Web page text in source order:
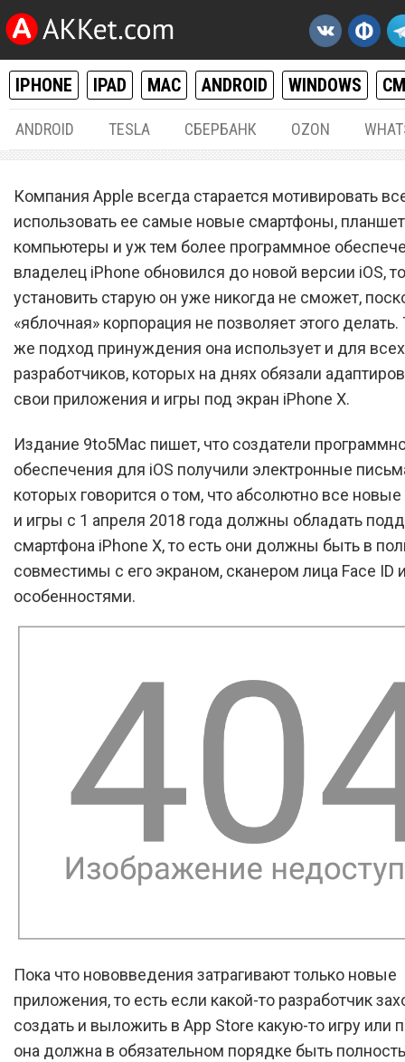
IPHONE IPAD MAC ANDROID WINDOWS
ANDROID TESLA СБЕРБАНК OZON
Apple сильно усложнила
всем разработчикам
приложения для iPhone
Компания Apple всегда старается мотивировать
использовать ее самые новые смартфоны,
компьютеры и уж тем более программное
владелец iPhone обновился до новой версии iOS, то
установить старую он уже никогда не сможет,
«яблочная» корпорация не позволяет этого делать.
же подход принуждения она использует и для всех
разработчиков, которых на днях обязали
свои приложения и игры под экран iPhone X.
Издание 9to5Mac пишет, что создатели
обеспечения для iOS получили электронные
которых говорится о том, что абсолютно все
и игры с 1 апреля 2018 года должны обладать
смартфона iPhone X, то есть они должны быть в
совместимы с его экраном, сканером лица Face ID
особенностями.
Пока что нововведения затрагивают только новые
приложения, то есть если какой-то разработчик
создать и выложить в App Store какую-то игру или
она должна в обязательном порядке быть